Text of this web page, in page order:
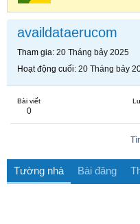
availdataerucom
Tham gia 20 Tháng bảy 2025
Hoạt động cuối 20 Tháng bảy
Bài viết
0
Tường nhà Bài đăng